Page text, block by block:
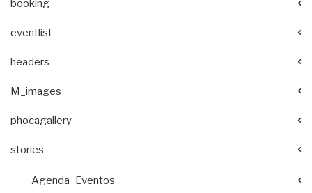
booking
eventlist
headers
M_images
phocagallery
stories
Agenda_Eventos